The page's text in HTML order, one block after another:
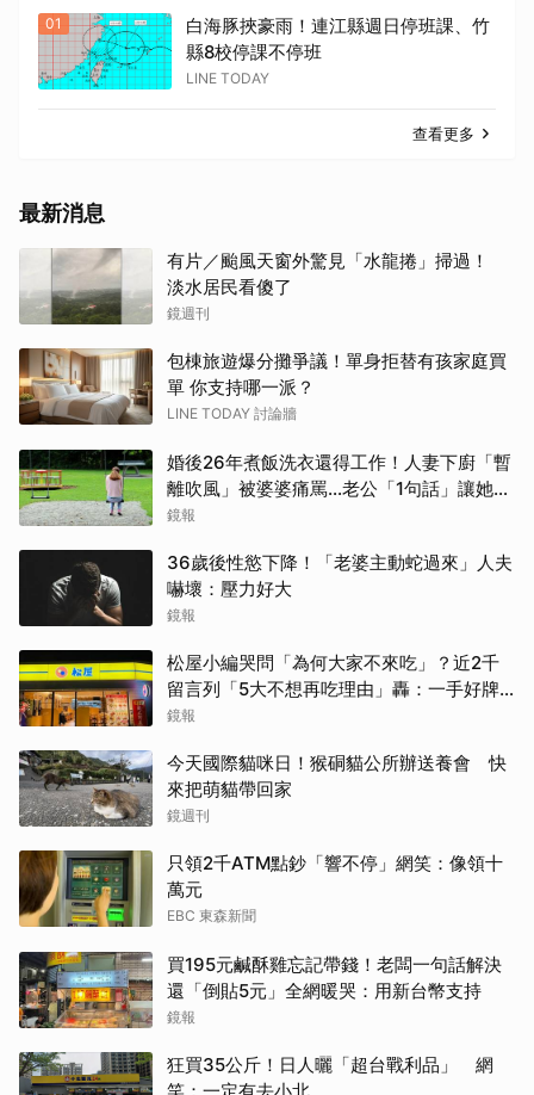
01
白海豚挾豪雨！連江縣週日停班課、竹
縣8校停課不停班
LINE TODAY
查看更多
最新消息
有片／颱風天窗外驚見「水龍捲」掃過！
淡水居民看傻了
鏡週刊
包棟旅遊爆分攤爭議！單身拒替有孩家庭買
單 你支持哪一派？
LINE TODAY 討論牆
婚後26年煮飯洗衣還得工作！人妻下廚「暫
離吹風」被婆婆痛罵…老公「1句話」讓她心
寒
鏡報
36歲後性慾下降！「老婆主動蛇過來」人夫
嚇壞：壓力好大
鏡報
松屋小編哭問「為何大家不來吃」？近2千
留言列「5大不想再吃理由」轟：一手好牌
打到爛
鏡報
今天國際貓咪日！猴硐貓公所辦送養會 快
來把萌貓帶回家
鏡週刊
只領2千ATM點鈔「響不停」網笑：像領十
萬元
EBC 東森新聞
買195元鹹酥雞忘記帶錢！老闆一句話解決
還「倒貼5元」全網暖哭：用新台幣支持
鏡報
狂買35公斤！日人曬「超台戰利品」 網
笑：一定有去小北